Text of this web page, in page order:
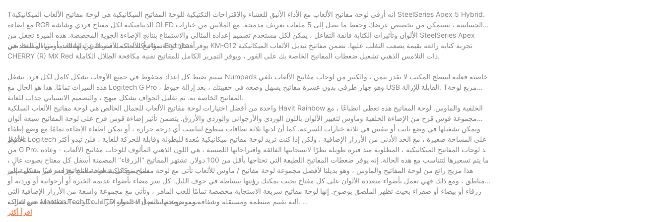
Tانه أرقى لوحة مفاتيح الألعاب مع الأداء الأنيق للغشاء والاقتراحات التكتيكية للوحة المفاتيح الميكانيكية هي لوحة مفاتيح الألعاب الميكانيكية SteelSeries Apex 5 Hybrid.
مع إضاءة RGB الديناميكية لكل مفتاح فردي وشاشة OLED الحساسة ، ستتمكن من تخصيص عرضك وحفظ ما يصل إلى 5 ملفات تعريف مدمجة. مع الملايين من خيارات
الألوان وتأثيرات الكتابة فائقة التفاعل ، يمكن لكل مستخدم تصميم إعداده المثالي والاستمتاع بنتائج الإضاءة الجوية المخصصة. هذه الميزة تجعل من SteelSeries Apex
أفضل لوحة مفاتيح للألعاب للأسر التي لديها العديد من المستخدمين.
سواء أكنت تكتب قصصًا عن النفقات أو تتبادل العتاد في Fortnite ، يوفر KM-G12 تجربة كتابة رائعة بقيمة يصعب التغلب عليها. تضمن مفاتيح تبديل الألعاب الميكانيكية
CHERRY (R) MX Red ذات التلامس الذهبي تشغيل ضغطات المفاتيح الخاصة بك على الفور ، ويوفر التمرير الكامل للمفاتيح تقنية مكافحة الظلال الكاملة.
سيتم ضبط كل إعداد محفوظ في جميع الأوقات بشكل كامل لكل فرد. تشغل Numpads خاصية فعلية لسطح المكتب لا تقدر بثمن ، والكثير من لوحات مفاتيح الألعاب تلغي
هذه الميزات تمامًا. هذا هو الحال مع Logitech G Pro ، وهو جهاز طرفي بدون عشرة مفاتيح يسهل وضعه في حقيبتك ، بعد إزالة خيوط USB القابلة للإزالة. Tمربع لوحة
المفاتيح الخاصة به. تم تقليل الحواف بشكل مبهج ، والتصميم الانسيابي جذاب للغاية.
واحدة من أفضل اختيارات لوحة مفاتيح الألعاب للجمال الخالص هي لوحة مفاتيح الألعاب السلكية Havit Rainbow الخلفية والماوس. لوحة المفاتيح هذه تعطي انطباعًا ، مع
مجموعة قوس قزح من الإضاءة الخلفية وماوس لتغيير الألوان باللون الوردي والأرجواني والوردي والأزرق. يتضمن تأثير إضاءة قوس قزح على لوحة المفاتيح سبعة ألوان
ويمكن تشغيلها في وضع ثابت أو تنفس في ثلاثة خيارات للسرعة. كما أن لديها ثلاثة نطاقات سطوع لتناسب أي درجة حرارة ، أو يمكن إطفاء الإضاءة تمامًا مع وضع إطفاء
الأنوار.تحافظ Logitech على المساحة صغيرة ، مع الحد الأدنى من الأزرار الإضافية ، ولكن إذا كنت تريد لوحة مفاتيح ميكانيكية مُعدة للبطولة وقابلة للحركة للغاية ، فلن تبدو أكثر
من G Pro. تعد لوحات المفاتيح الميكانيكية ، المطلوبة منذ فترة طويلة نظرًا لاستجابتها الفائقة واقتراحاتها اللمسية ، هي اللون الذهبي المألوف للوحات مفاتيح الألعاب - وعادة
ما يتم تسعيرها لتتناسب مع هذه الحالة. إنه يوفر ضغطات المفاتيح اللطيفة التي تحتاجها بأقل من 100 دولار. تشتهر المفاتيح "الزرقاء" المضمنة أسفل كل مفتاح بصوت عالٍ ،
مما يمنح كل ضغطة مفتاح نقرًا مرضيًا بشكل مميز.
هذا مزيج رائع من لوحة المفاتيح والماوس ، وهو بديلنا لأفضل مجموعة لوحة مفاتيح / ماوس للألعاب تأتي مع لوحة مفاتيح ميكانيكية. لوحة المفاتيح هذه غير مقسمة إلى
مناطق ، ومع ذلك فهي تعمل بأضواء متعددة الألوان على كل مفتاح بحيث يمكنك رؤيتها ببساطة في جوف الليل. كل سر مضاء بأضواء عديمة الخبرة أو أرجوانية أو وردية أو
زرقاء أو بيضاء أو صفراء بحيث تظهر الملصق بوضوح. إنها لوحة مفاتيح سريعة الاستجابة مخصصة تمامًا للعب الماهر ، وتأتي مع مجموعة واسعة من الأزرار الإضافية التي
تمت برمجتها بالفعل لاختصار إجراءات الويب المستخدمة في الغالب.
تضع شركة Meetion Tech Co.، LTD آلية تقييم منتظمة ومستقلة وشفافة وموضوعية لتقييم أداء الدولة.
اقرأ أكثر